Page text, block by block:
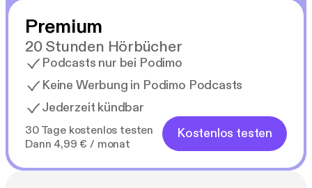
Premium
20 Stunden Hörbücher
Podcasts nur bei Podimo
Keine Werbung in Podimo Podcasts
Jederzeit kündbar
30 Tage kostenlos testen
Dann 4,99 € / monat
Kostenlos testen